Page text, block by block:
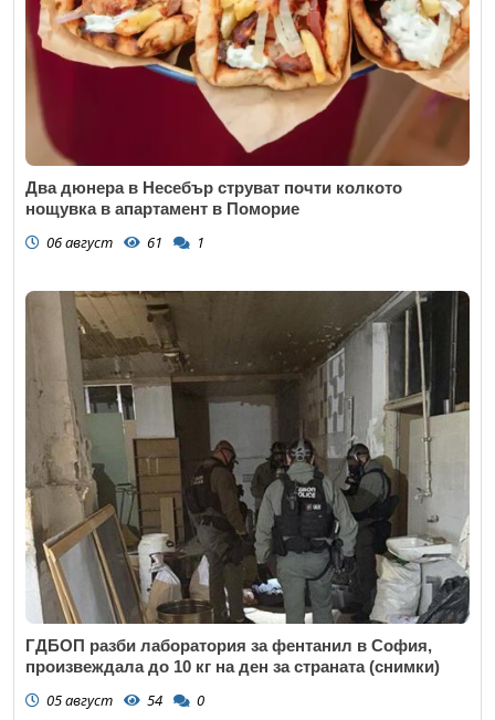
Два дюнера в Несебър струват почти колкото
нощувка в апартамент в Поморие
06 август 61 1
ГДБОП разби лаборатория за фентанил в София,
произвеждала до 10 кг на ден за страната (снимки)
05 август 54 0